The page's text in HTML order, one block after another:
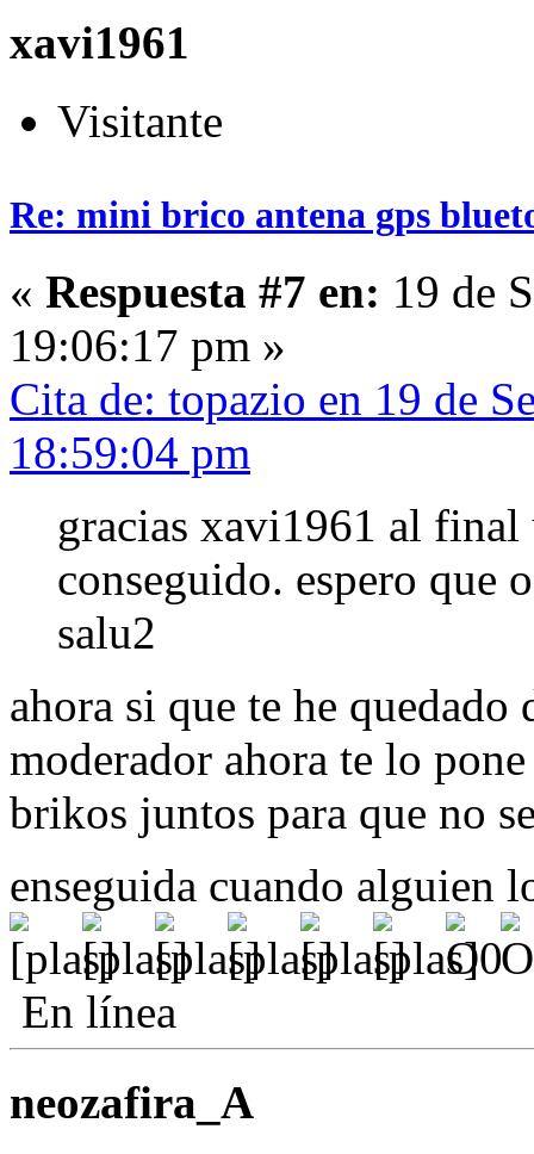
xavi1961
Visitante
Re: mini brico antena gps
« Respuesta #7 en: 19 de
19:06:17 pm »
Cita de: topazio en 19 de
18:59:04 pm
gracias xavi1961 al
conseguido. espero que
salu2
ahora si que te he
moderador ahora te lo
brikos juntos para que no
enseguida cuando alguien
En línea
neozafira_A